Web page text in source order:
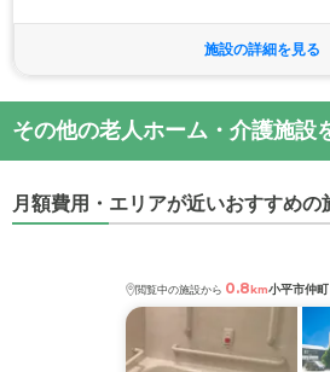
施設の詳細を見る
その他の老人ホーム・介護施設
月額費用・エリアが近いおすすめの
閲覧中の施設から 0.8km小平市仲町